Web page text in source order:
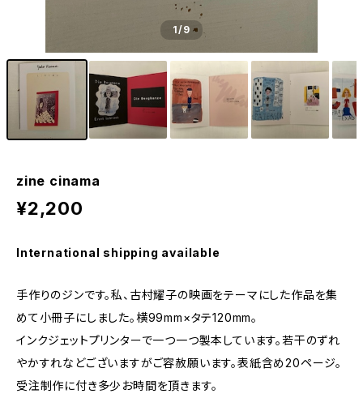
1/9
zine cinama
¥2,200
International shipping available
手作りのジンです。私、古村耀子の映画をテーマにした作品を集
めて小冊子にしました。横99mm×タテ120mm。
インクジェットプリンターで一つ一つ製本しています。若干のずれ
やかすれなどございますがご容赦願います。表紙含め20ページ。
受注制作に付き多少お時間を頂きます。